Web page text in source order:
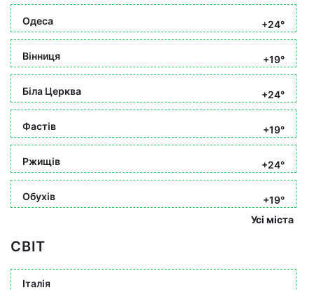
Одеса +24°
Вінниця +19°
Біла Церква +24°
Фастів +19°
Ржищів +24°
Обухів
+19°
Усі міста
СВІТ
Італія